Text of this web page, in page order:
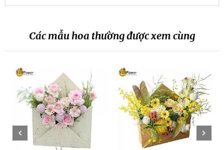
Các mẫu hoa thường được xem cùng